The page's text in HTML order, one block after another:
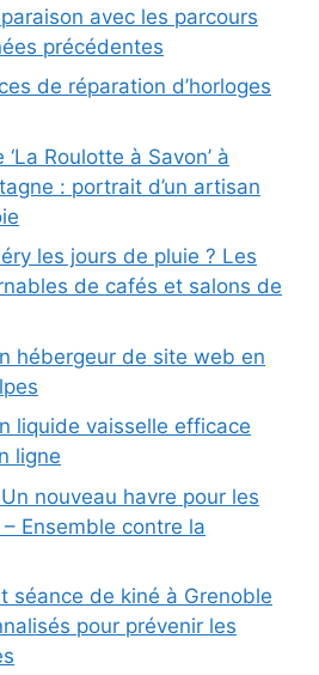
avec les parcours
précédentes
de réparation d’horloges
Roulotte à Savon’ à
: portrait d’un artisan
les jours de pluie ? Les
de cafés et salons de
hébergeur de site web en
liquide vaisselle efficace
ligne
nouveau havre pour les
Ensemble contre la
séance de kiné à Grenoble
pour prévenir les